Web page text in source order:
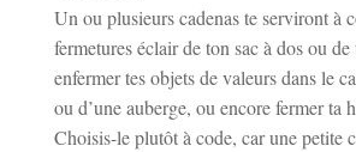
Un ou plusieurs cadenas te serviront à
fermetures éclair de ton sac à dos ou de
enfermer tes objets de valeurs dans le
ou d’une auberge, ou encore fermer ta
Choisis-le plutôt à code, car une petite